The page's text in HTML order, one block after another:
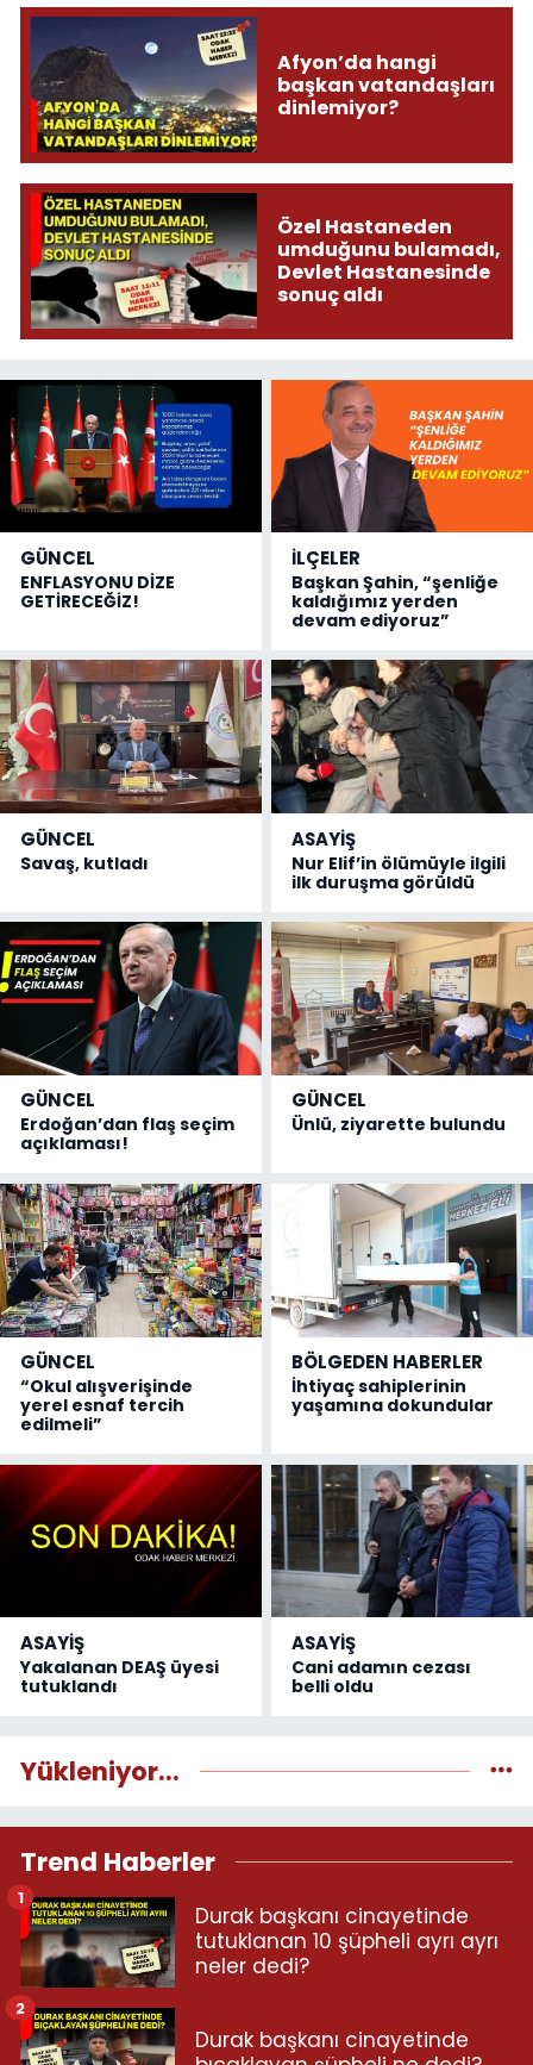
Afyon’da hangi
başkan vatandaşları
dinlemiyor?
Özel Hastaneden
umduğunu bulamadı,
Devlet Hastanesinde
sonuç aldı
GÜNCEL
ENFLASYONU DİZE
GETİRECEĞİZ!
İLÇELER
Başkan Şahin, “şenliğe
kaldığımız yerden
devam ediyoruz”
GÜNCEL
Savaş, kutladı
ASAYİŞ
Nur Elif’in ölümüyle ilgili
ilk duruşma görüldü
GÜNCEL
Erdoğan’dan flaş seçim
açıklaması!
GÜNCEL
Ünlü, ziyarette bulundu
GÜNCEL
“Okul alışverişinde
yerel esnaf tercih
edilmeli”
BÖLGEDEN HABERLER
İhtiyaç sahiplerinin
yaşamına dokundular
ASAYİŞ
Yakalanan DEAŞ üyesi
tutuklandı
ASAYİŞ
Cani adamın cezası
belli oldu
Yükleniyor...
Trend Haberler
Durak başkanı cinayetinde
tutuklanan 10 şüpheli ayrı ayrı
neler dedi?
1
Durak başkanı cinayetinde
2